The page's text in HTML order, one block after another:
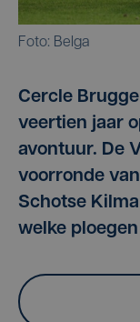
Foto: Belga
Cercle
veertien jaar
avontuur. De
voorronde
Schotse
welke